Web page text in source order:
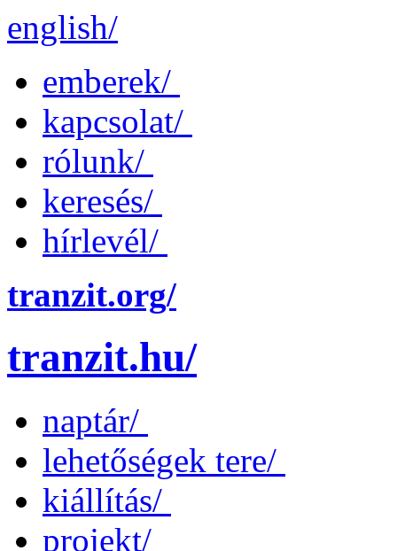
english/
emberek/
kapcsolat/
rólunk/
keresés/
hírlevél/
tranzit.org/
tranzit.hu/
naptár/
lehetőségek tere/
kiállítás/
projekt/